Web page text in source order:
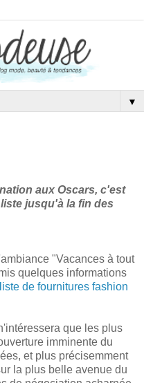
▼
aux Oscars, c'est
jusqu'à la fin des
"Vacances à tout
quelques informations
liste de fournitures fashion
que les plus
imminente du
et plus précisemment
la plus belle avenue du